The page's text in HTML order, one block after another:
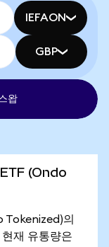
IEFAON
GBP
왑
(Ondo
Tokenized)의
재 유통량은